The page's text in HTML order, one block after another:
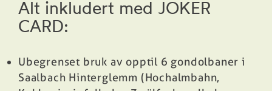
Alt inkludert med JOKER
CARD:
Ubegrenset bruk av opptil 6 gondolbaner i
Saalbach Hinterglemm (Hochalmbahn,